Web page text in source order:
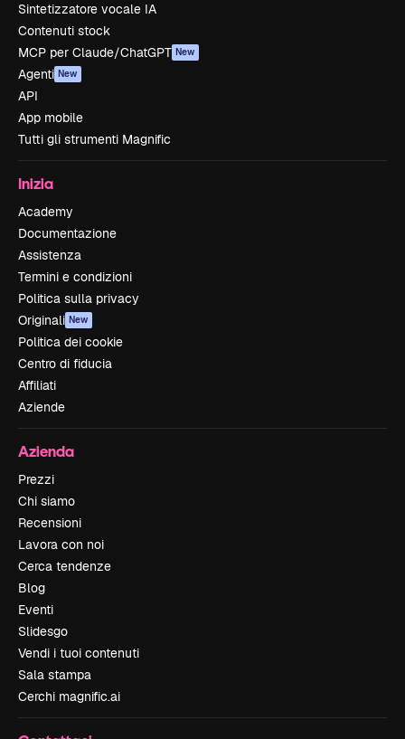
Sintetizzatore vocale IA
Contenuti stock
MCP per Claude/ChatGPT New
Agenti New
API
App mobile
Tutti gli strumenti Magnific
Inizia
Academy
Documentazione
Assistenza
Termini e condizioni
Politica sulla privacy
Originali New
Politica dei cookie
Centro di fiducia
Affiliati
Aziende
Azienda
Prezzi
Chi siamo
Recensioni
Lavora con noi
Cerca tendenze
Blog
Eventi
Slidesgo
Vendi i tuoi contenuti
Sala stampa
Cerchi magnific.ai